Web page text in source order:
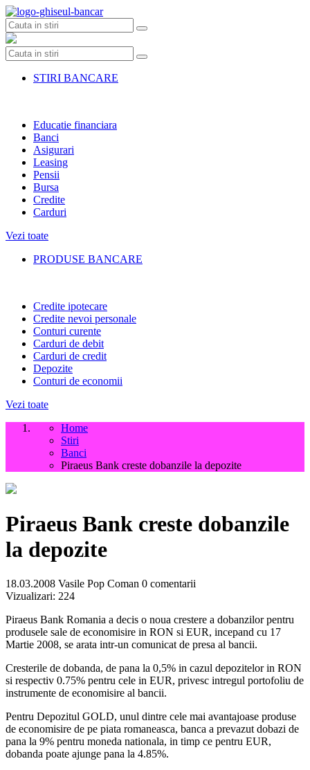
Skip
to
content
STIRI BANCARE
Educatie financiara
Banci
Asigurari
Leasing
Pensii
Bursa
Credite
Carduri
Vezi toate
PRODUSE BANCARE
Credite ipotecare
Credite nevoi personale
Conturi curente
Carduri de debit
Carduri de credit
Depozite
Conturi de economii
Vezi toate
Home
Stiri
Banci
Piraeus Bank creste dobanzile la depozite
Piraeus Bank creste dobanzile
la depozite
18.03.2008 Vasile Pop Coman 0 comentarii
Vizualizari: 224
Piraeus Bank Romania a decis o noua crestere a dobanzilor pentru
produsele sale de economisire in RON si EUR, incepand cu 17
Martie 2008, se arata intr-un comunicat de presa al bancii.
Cresterile de dobanda, de pana la 0,5% in cazul depozitelor in RON
si respectiv 0.75% pentru cele in EUR, privesc intregul portofoliu de
instrumente de economisire al bancii.
Pentru Depozitul GOLD, unul dintre cele mai avantajoase produse
de economisire de pe piata romaneasca, banca a prevazut dobazi de
pana la 9% pentru moneda nationala, in timp ce pentru EUR,
dobanda poate ajunge pana la 4.85%.